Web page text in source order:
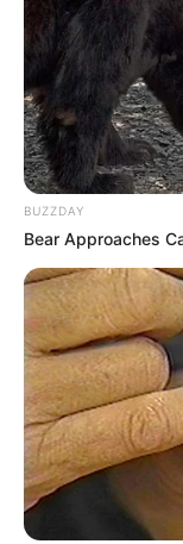
Bazar da
Veículo colide
BUZZDAY
Bear Approaches